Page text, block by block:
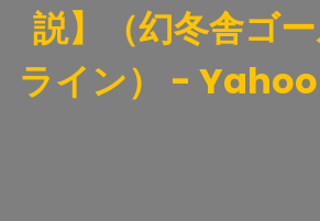
説】（幻冬舎ゴ
ライン） -